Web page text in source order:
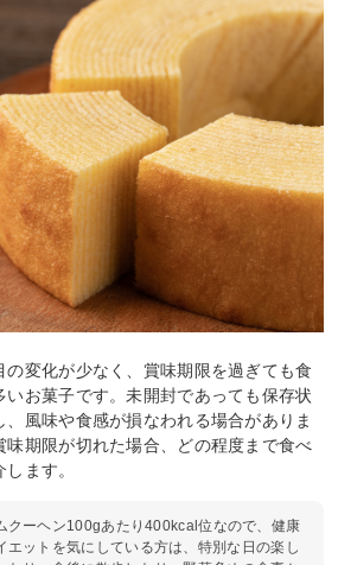
変化が少なく、賞味期限を過ぎても食
お菓子です。未開封であっても保存状
風味や食感が損なわれる場合がありま
期限が切れた場合、どの程度まで食べ
ます。
クーヘン100gあたり400kcal位なので、健康
エットを気にしている方は、特別な日の楽し